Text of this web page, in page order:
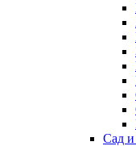
Сад